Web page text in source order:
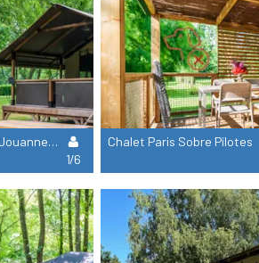
Lodge La Dame Jouanne (Sin Sanitarios)
1/6
Chalet Paris Sobre Pilotes